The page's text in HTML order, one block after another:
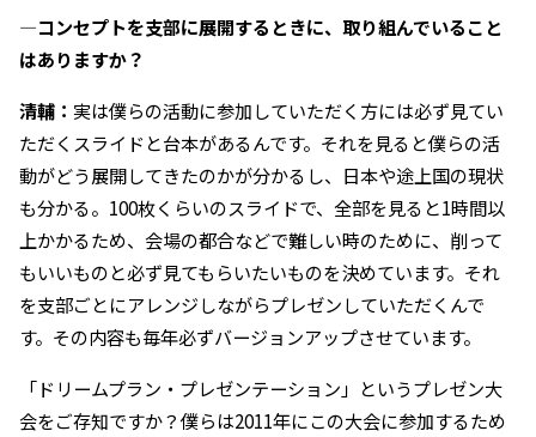
―コンセプトを支部に展開するときに、取り組んでいること
はありますか？
清輔： 実は僕らの活動に参加していただく方には必ず見てい
ただくスライドと台本があるんです。それを見ると僕らの活
動がどう展開してきたのかが分かるし、日本や途上国の現状
も分かる。100枚くらいのスライドで、全部を見ると1時間以
上かかるため、会場の都合などで難しい時のために、削って
もいいものと必ず見てもらいたいものを決めています。それ
を支部ごとにアレンジしながらプレゼンしていただくんで
す。その内容も毎年必ずバージョンアップさせています。
「ドリームプラン・プレゼンテーション」というプレゼン大
会をご存知ですか？僕らは2011年にこの大会に参加するため